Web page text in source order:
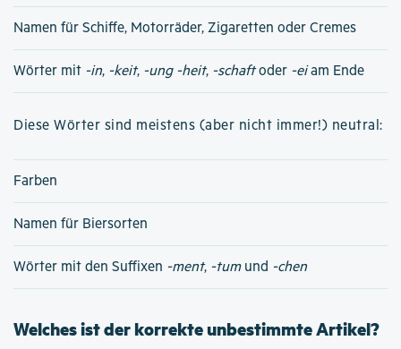
Namen für Schiffe, Motorräder, Zigaretten oder Cremes
Wörter mit -in, -keit, -ung -heit, -schaftoder -eiam Ende
Diese Wörter sind meistens (aber nicht immer!) neutral:
Farben
Namen für Biersorten
Wörter mit den Suffixen -ment, -tumund -chen
Welches ist der korrekte unbestimmte Artikel?